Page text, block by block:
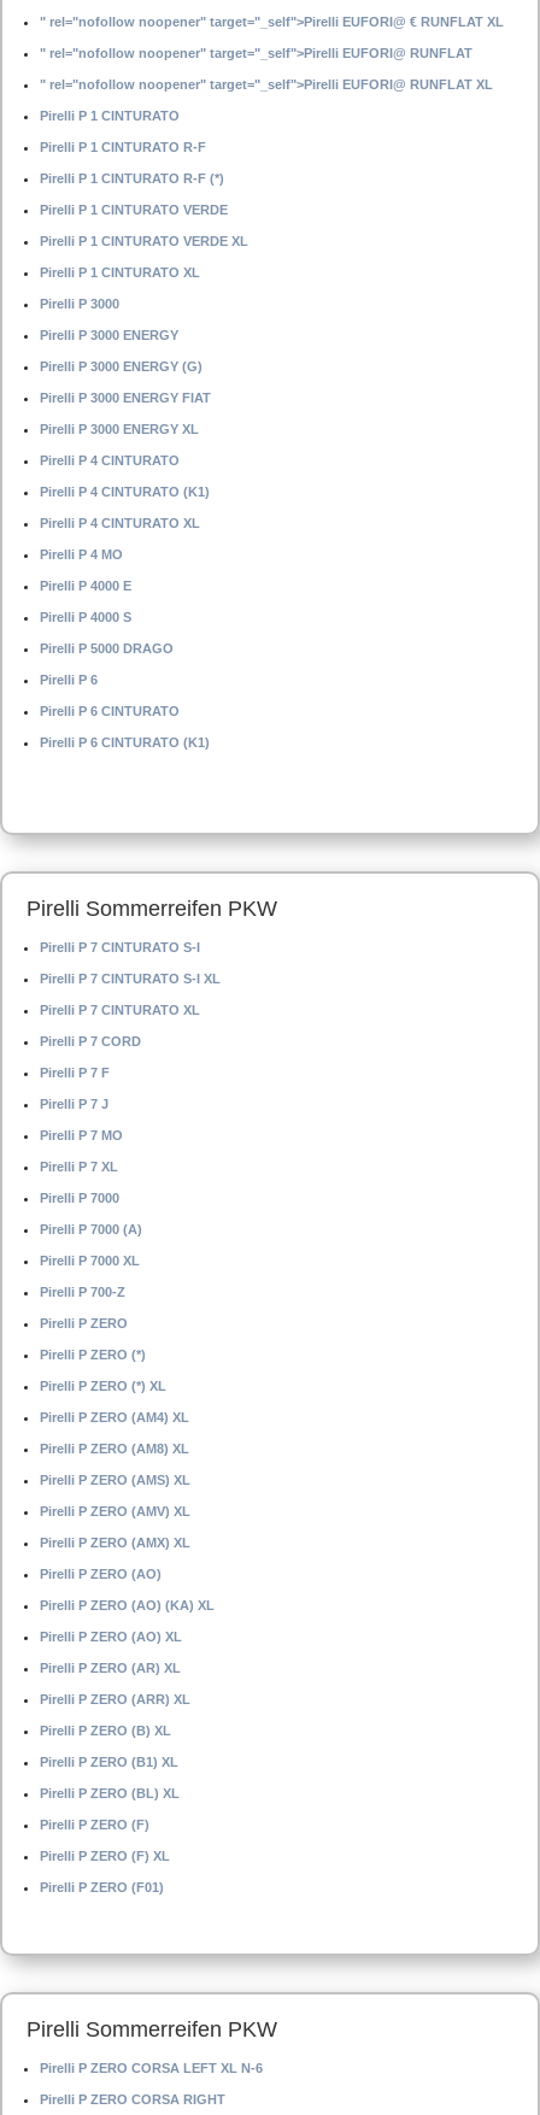
" rel="nofollow noopener" target="_self">Pirelli EUFORI@ € RUNFLAT XL
" rel="nofollow noopener" target="_self">Pirelli EUFORI@ RUNFLAT
" rel="nofollow noopener" target="_self">Pirelli EUFORI@ RUNFLAT XL
Pirelli P 1 CINTURATO
Pirelli P 1 CINTURATO R-F
Pirelli P 1 CINTURATO R-F (*)
Pirelli P 1 CINTURATO VERDE
Pirelli P 1 CINTURATO VERDE XL
Pirelli P 1 CINTURATO XL
Pirelli P 3000
Pirelli P 3000 ENERGY
Pirelli P 3000 ENERGY (G)
Pirelli P 3000 ENERGY FIAT
Pirelli P 3000 ENERGY XL
Pirelli P 4 CINTURATO
Pirelli P 4 CINTURATO (K1)
Pirelli P 4 CINTURATO XL
Pirelli P 4 MO
Pirelli P 4000 E
Pirelli P 4000 S
Pirelli P 5000 DRAGO
Pirelli P 6
Pirelli P 6 CINTURATO
Pirelli P 6 CINTURATO (K1)
Pirelli Sommerreifen PKW
Pirelli P 7 CINTURATO S-I
Pirelli P 7 CINTURATO S-I XL
Pirelli P 7 CINTURATO XL
Pirelli P 7 CORD
Pirelli P 7 F
Pirelli P 7 J
Pirelli P 7 MO
Pirelli P 7 XL
Pirelli P 7000
Pirelli P 7000 (A)
Pirelli P 7000 XL
Pirelli P 700-Z
Pirelli P ZERO
Pirelli P ZERO (*)
Pirelli P ZERO (*) XL
Pirelli P ZERO (AM4) XL
Pirelli P ZERO (AM8) XL
Pirelli P ZERO (AMS) XL
Pirelli P ZERO (AMV) XL
Pirelli P ZERO (AMX) XL
Pirelli P ZERO (AO)
Pirelli P ZERO (AO) (KA) XL
Pirelli P ZERO (AO) XL
Pirelli P ZERO (AR) XL
Pirelli P ZERO (ARR) XL
Pirelli P ZERO (B) XL
Pirelli P ZERO (B1) XL
Pirelli P ZERO (BL) XL
Pirelli P ZERO (F)
Pirelli P ZERO (F) XL
Pirelli P ZERO (F01)
Pirelli Sommerreifen PKW
Pirelli P ZERO CORSA LEFT XL N-6
Pirelli P ZERO CORSA RIGHT